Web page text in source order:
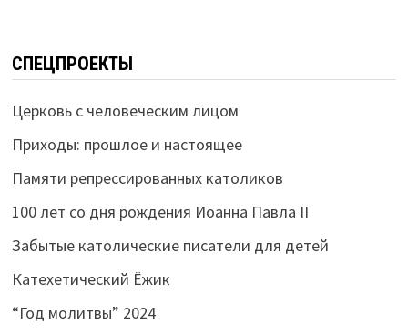
СПЕЦПРОЕКТЫ
Церковь с человеческим лицом
Приходы: прошлое и настоящее
Памяти репрессированных католиков
100 лет со дня рождения Иоанна Павла II
Забытые католические писатели для детей
Катехетический Ёжик
“Год молитвы” 2024